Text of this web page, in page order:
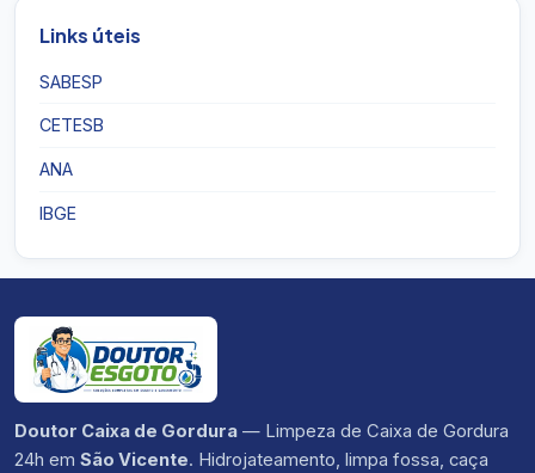
Links úteis
SABESP
CETESB
ANA
IBGE
Doutor Caixa de Gordura — Limpeza de Caixa de Gordura
24h em São Vicente. Hidrojateamento, limpa fossa, caça